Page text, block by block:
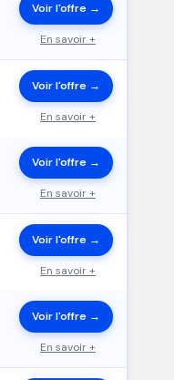
Voir l'offre →
En savoir +
Voir l'offre →
En savoir +
Voir l'offre →
En savoir +
Voir l'offre →
En savoir +
Voir l'offre →
En savoir +